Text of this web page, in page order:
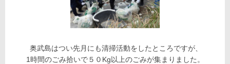
奥武島はつい先月にも清掃活動をしたところですが、
1時間のごみ拾いで５０Kg以上のごみが集まりました。